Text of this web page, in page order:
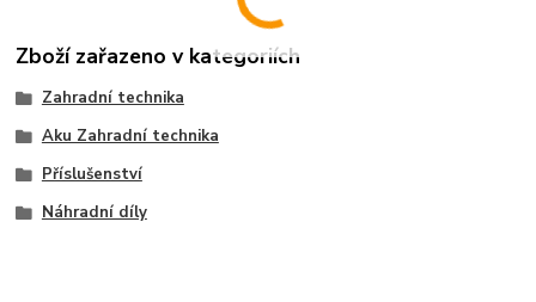
Zboží zařazeno v kategoriích
Zahradní technika
Aku Zahradní technika
Příslušenství
Náhradní díly